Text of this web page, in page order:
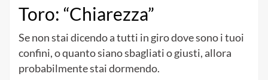
Toro: “Chiarezza”
Se non stai dicendo a tutti in giro dove sono i tuoi
confini, o quanto siano sbagliati o giusti, allora
probabilmente stai dormendo.